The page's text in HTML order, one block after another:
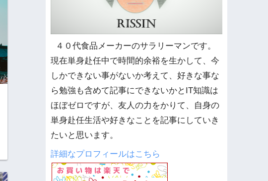
４０代食品メーカーのサラリーマンです。
現在単身赴任中で時間的余裕を生かして、今
しかできない事がないか考えて、好きな事な
ら勉強も含めて記事にできないかとIT知識は
ほぼゼロですが、友人の力をかりて、自身の
単身赴任生活や好きなことを記事にしていき
たいと思います。
詳細なプロフィールはこちら